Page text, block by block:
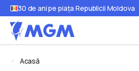
30 de ani pe piața Republicii Moldova
Acasă